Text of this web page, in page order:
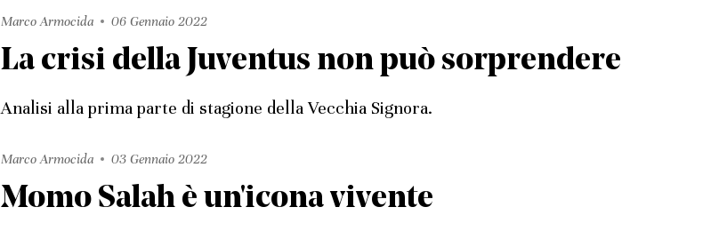
Marco Armocida 06 Gennaio 2022
La crisi della Juventus non può sorprendere
Analisi alla prima parte di stagione della Vecchia Signora.
Marco Armocida 03 Gennaio 2022
Momo Salah è un'icona vivente